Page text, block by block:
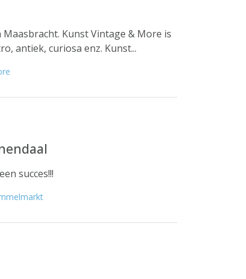
Kunst Vintage & More is
antiek, curiosa enz. Kunst...
succes!!!